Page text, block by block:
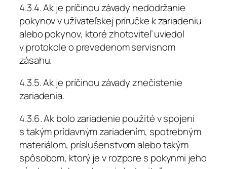
4.3.4. Ak je príčinou závady nedodržanie
pokynov v užívateľskej príručke k zariadeniu
alebo pokynov, ktoré zhotoviteľ uviedol
v protokole o prevedenom servisnom
zásahu.
4.3.5. Ak je príčinou závady znečistenie
zariadenia.
4.3.6. Ak bolo zariadenie použité v spojení
s takým prídavným zariadením, spotrebným
materiálom, príslušenstvom alebo takým
spôsobom, ktorý je v rozpore s pokynmi jeho